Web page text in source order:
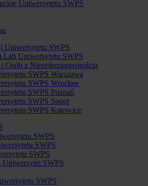
Uniwersytetu SWPS
Uniwersytetu SWPS
Lab Uniwersytetu SWPS
Osób z Niepełnosprawnością
SWPS Warszawa
SWPS Wrocław
SWPS Poznań
SWPS Sopot
SWPS Katowice
SWPS
SWPS
SWPS
Uniwersytet SWPS
SWPS